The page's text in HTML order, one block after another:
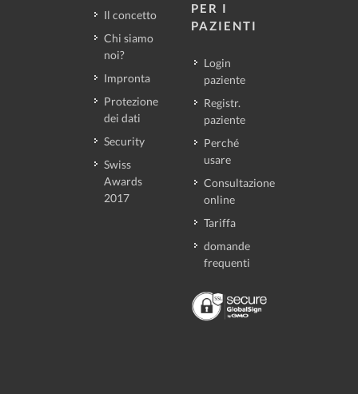
Il concetto
Chi siamo
noi?
Impronta
Protezione
dei dati
Security
Swiss
Awards
2017
PER I
PAZIENTI
Login
paziente
Registr.
paziente
Perché
usare
Consultazione
online
Tariffa
domande
frequenti